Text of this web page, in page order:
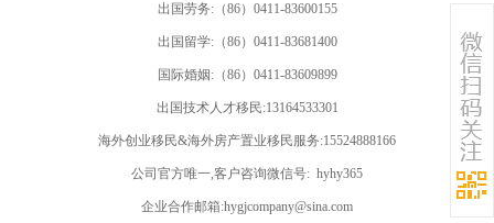
出国劳务:（86）0411-83600155
出国留学:（86）0411-83681400
国际婚姻:（86）0411-83609899
出国技术人才移民:13164533301
海外创业移民&海外房产置业移民服务:15524888166
公司官方唯一,客户咨询微信号: hyhy365
企业合作邮箱:hygjcompany@sina.com